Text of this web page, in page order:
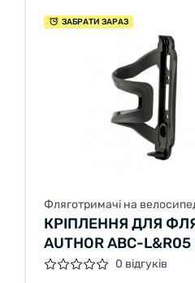
ЗАБРАТИ ЗАРАЗ
Фляготримачі на
КРІПЛЕННЯ ДЛЯ
AUTHOR ABC-
0 відгуків